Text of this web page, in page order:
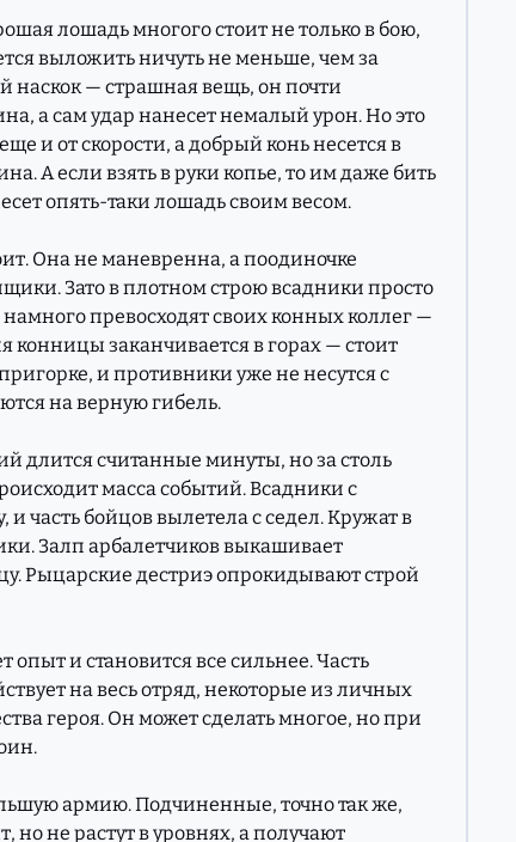
лошадь многого стоит не только в бою,
выложить ничуть не меньше, чем за
наскок — страшная вещь, он почти
а сам удар нанесет немалый урон. Но это
и от скорости, а добрый конь несется в
А если взять в руки копье, то им даже бить
опять-таки лошадь своим весом.
Она не маневренна, а поодиночке
Зато в плотном строю всадники просто
превосходят своих конных коллег —
конницы заканчивается в горах — стоит
и противники уже не несутся с
на верную гибель.
длится считанные минуты, но за столь
масса событий. Всадники с
часть бойцов вылетела с седел. Кружат в
Залп арбалетчиков выкашивает
Рыцарские дестриэ опрокидывают строй
и становится все сильнее. Часть
на весь отряд, некоторые из личных
героя. Он может сделать многое, но при
армию. Подчиненные, точно так же,
не растут в уровнях, а получают